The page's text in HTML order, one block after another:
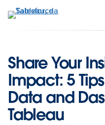
Passa
Share Your
Impact: 5
Data and
Tableau